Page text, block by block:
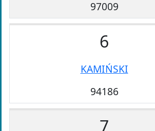
97009
6
KAMIŃSKI
94186
7